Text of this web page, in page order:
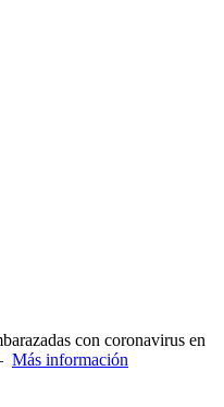
con coronavirus en
Más información